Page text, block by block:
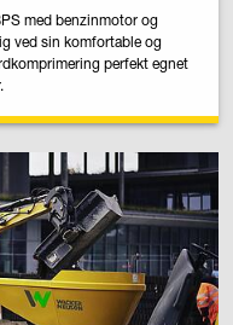
med benzinmotor og
ved sin komfortable og
perfekt egnet